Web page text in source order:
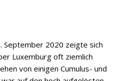
September 2020 zeigte sich
Luxemburg oft ziemlich
von einigen Cumulus- und